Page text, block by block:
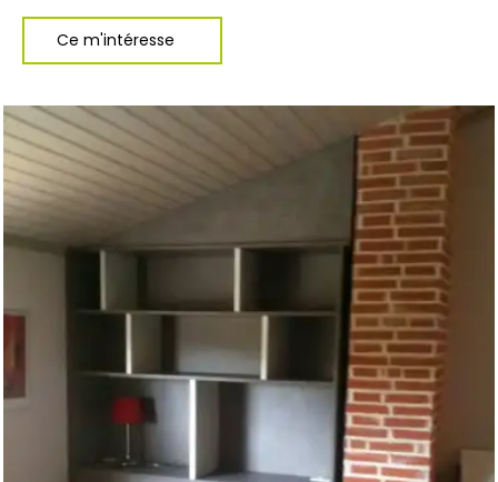
Ce m'intéresse